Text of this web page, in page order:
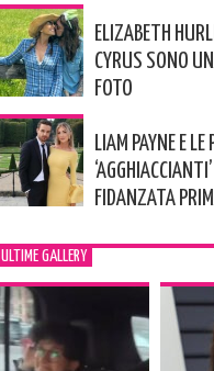
ELIZABETH
CYRUS SONO
FOTO
LIAM PAYNE E LE
FIDANZATA
ULTIME GALLERY